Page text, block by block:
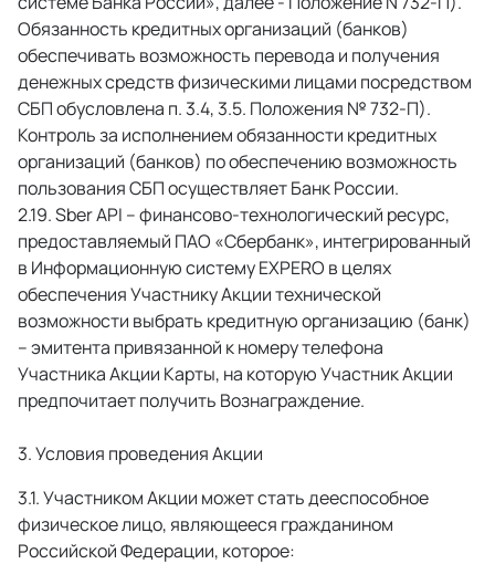
Обязанность кредитных организаций (банков)
обеспечивать возможность перевода и получения
денежных средств физическими лицами посредством
СБП обусловлена п. 3.4, 3.5. Положения № 732-П).
Контроль за исполнением обязанности кредитных
организаций (банков) по обеспечению возможность
пользования СБП осуществляет Банк России.
Sber API – финансово-технологический ресурс,
предоставляемый ПАО «Сбербанк», интегрированный
в Информационную систему EXPERO в целях
обеспечения Участнику Акции технической
возможности выбрать кредитную организацию (банк)
– эмитента привязанной к номеру телефона
Участника Акции Карты, на которую Участник Акции
предпочитает получить Вознаграждение.
3. Условия проведения Акции
Участником Акции может стать дееспособное
физическое лицо, являющееся гражданином
Российской Федерации, которое: